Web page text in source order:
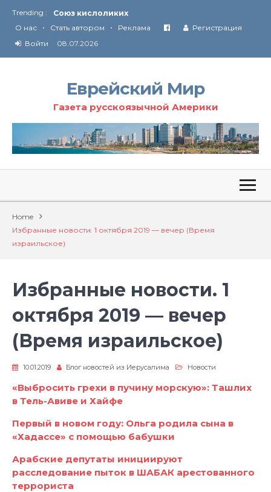
Trending :
Союз кислоликих
Соглашение США с Ираном
О нас • Стать автором • Реклама
Регистрация
Войти
08.07.2026
Еврейский Мир
Газета русскоязычной Америки
Home
Избранные новости. 1 октября 2019 — вечер (Время
израильское)
Избранные новости. 1
октября 2019 — вечер
(Время израильское)
10.01.2019 Блог новостей из Иерусалима Новости
«Выбросить грехи в пучину морскую»: Ташлих
в Тель-Авиве и Хайфе
Первый в новом году: Ольга родила сына в
«Хадассе» с помощью бабушки
Арабские депутаты инициируют
расследование пыток в ШАБАК арестованного
террориста